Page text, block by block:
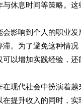
与休息时间等策略。
会影响到个人的职业
滞。为了避免这种情
可以增加实践经验，
在现代社会中扮演着
在提升收入的同时，